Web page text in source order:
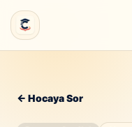
← Hocaya Sor